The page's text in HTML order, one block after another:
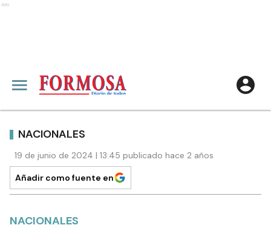
Ads
NACIONALES
19 de junio de 2024 | 13:45 publicado hace 2 años
Añadir como fuente en
NACIONALES